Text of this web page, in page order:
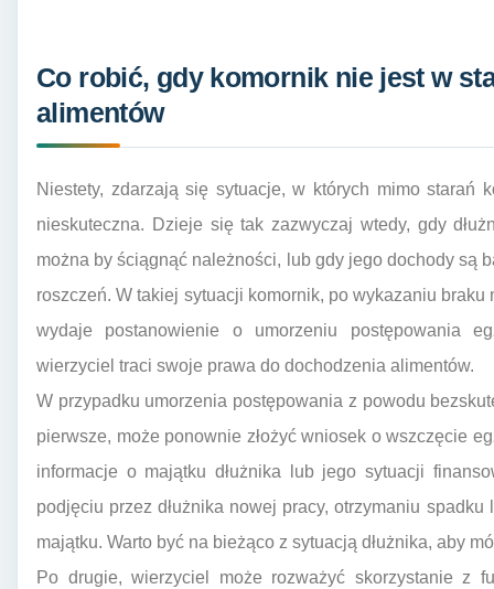
Co robić, gdy komornik nie jest w
alimentów
Niestety, zdarzają się sytuacje, w których mimo starań
nieskuteczna. Dzieje się tak zazwyczaj wtedy, gdy
można by ściągnąć należności, lub gdy jego dochody są
roszczeń. W takiej sytuacji komornik, po wykazaniu
wydaje postanowienie o umorzeniu postępowania
wierzyciel traci swoje prawa do dochodzenia alimentów.
W przypadku umorzenia postępowania z powodu
pierwsze, może ponownie złożyć wniosek o wszczęcie
informacje o majątku dłużnika lub jego sytuacji
podjęciu przez dłużnika nowej pracy, otrzymaniu
majątku. Warto być na bieżąco z sytuacją dłużnika, aby
Po drugie, wierzyciel może rozważyć skorzystanie z